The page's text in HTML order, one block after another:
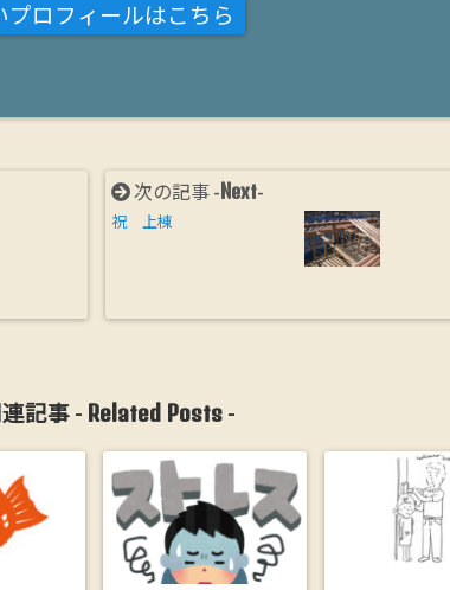
ロフィールはこちら
次の記事 -Next-
祝 上棟
記事 - Related Posts-